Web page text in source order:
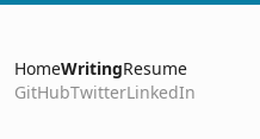
HomeWritingResume
GitHubTwitterLinkedIn